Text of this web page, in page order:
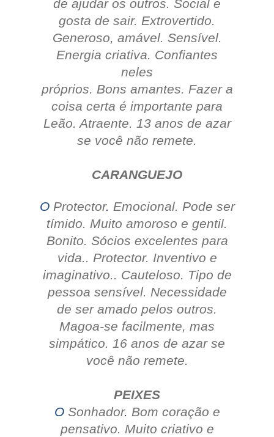
de ajudar os outros. Social e
gosta de sair. Extrovertido.
Generoso, amável. Sensível.
Energia criativa. Confiantes
neles
próprios. Bons amantes. Fazer a
coisa certa é importante para
Leão. Atraente. 13 anos de azar
se você não remete.
CARANGUEJO
OProtector. Emocional. Pode ser
tímido. Muito amoroso e gentil.
Bonito. Sócios excelentes para
vida.. Protector. Inventivo e
imaginativo.. Cauteloso. Tipo de
pessoa sensível. Necessidade
de ser amado pelos outros.
Magoa-se facilmente, mas
simpático. 16 anos de azar se
você não remete.
PEIXES
OSonhador. Bom coração e
pensativo. Muito criativo e